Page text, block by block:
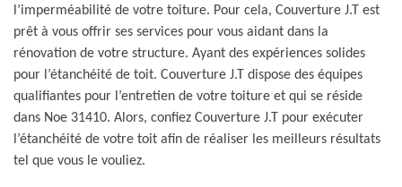
l’imperméabilité de votre toiture. Pour cela, Couverture J.T est
prêt à vous offrir ses services pour vous aidant dans la
rénovation de votre structure. Ayant des expériences solides
pour l’étanchéité de toit. Couverture J.T dispose des équipes
qualifiantes pour l’entretien de votre toiture et qui se réside
dans Noe 31410. Alors, confiez Couverture J.T pour exécuter
l’étanchéité de votre toit afin de réaliser les meilleurs résultats
tel que vous le vouliez.